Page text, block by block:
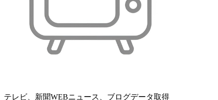
テレビ、新聞WEBニュース、ブログデータ取得